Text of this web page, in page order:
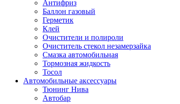
Антифриз
Баллон газовый
Герметик
Клей
Очистители и полироли
Очиститель стекол незамерзайка
Смазка автомобильная
Тормозная жидкость
Тосол
Автомобильные аксессуары
Тюнинг Нива
Автобар